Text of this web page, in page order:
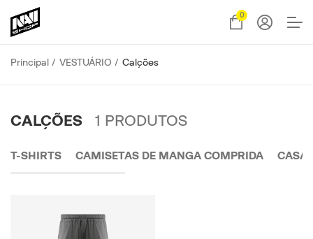
0
Principal VESTUÁRIO Calções
CALÇÕES 1 PRODUTOS
T-SHIRTS CAMISETAS DE MANGA COMPRIDA